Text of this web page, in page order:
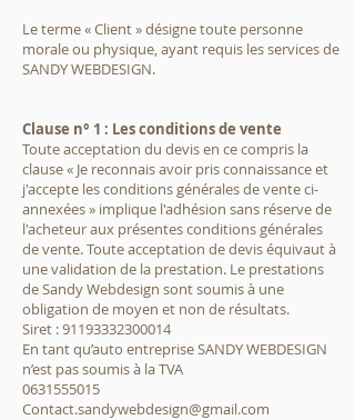
Le terme « Client » désigne toute personne
morale ou physique, ayant requis les services de
SANDY WEBDESIGN.
Clause n° 1 : Les conditions de vente
Toute acceptation du devis en ce compris la
clause « Je reconnais avoir pris connaissance et
j'accepte les conditions générales de vente ci-
annexées » implique l'adhésion sans réserve de
l'acheteur aux présentes conditions générales
de vente. Toute acceptation de devis équivaut à
une validation de la prestation. Le prestations
de Sandy Webdesign sont soumis à une
obligation de moyen et non de résultats.
Siret : 91193332300014
En tant qu’auto entreprise SANDY WEBDESIGN
n’est pas soumis à la TVA
0631555015
Contact.sandywebdesign@gmail.com